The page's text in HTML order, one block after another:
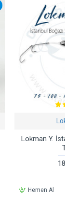
Lokman Y.
Hemen Al